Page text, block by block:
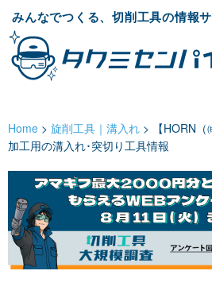
みんなでつくる、切削工具の情報
Home > 旋削工具｜溝入れ >
【HORN
加工用の溝入れ･突切り工具情報